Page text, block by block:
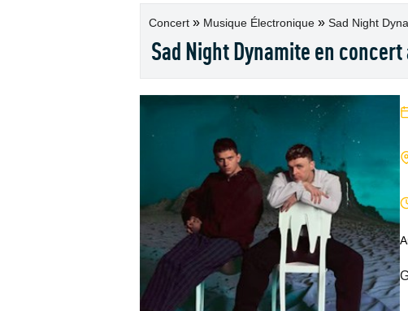
Concert » Musique Électronique » Sad Night
Sad Night Dynamite en